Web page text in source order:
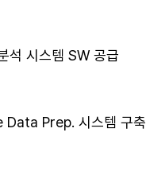
석 시스템 SW 공급
Prep. 시스템 구축